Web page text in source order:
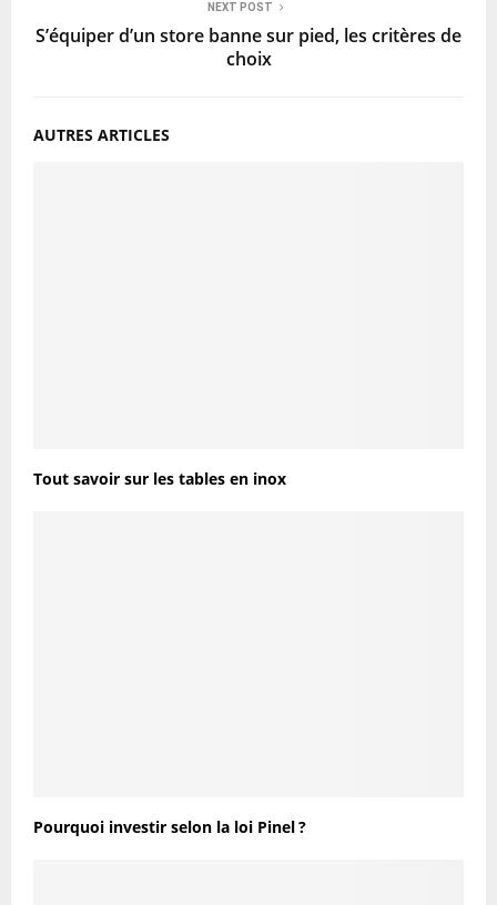
NEXT POST
S’équiper d’un store banne sur pied, les critères de
choix
AUTRES ARTICLES
Tout savoir sur les tables en inox
Pourquoi investir selon la loi Pinel ?